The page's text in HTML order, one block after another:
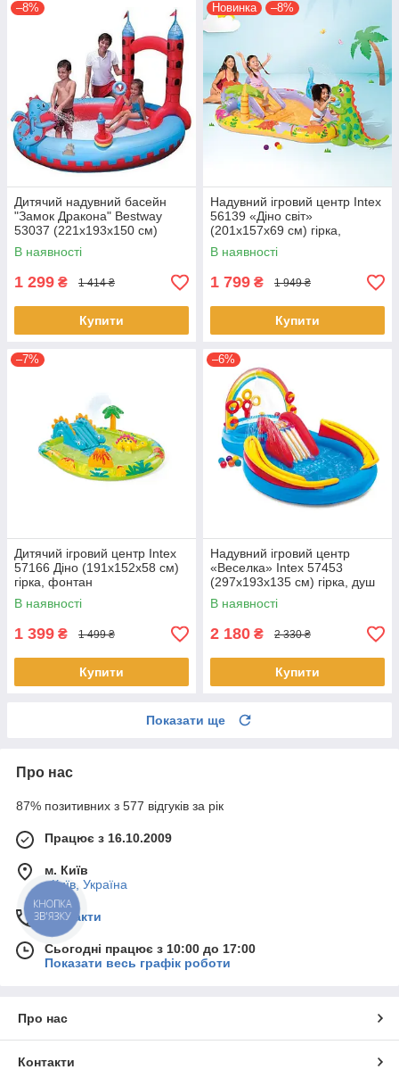
–8%
Дитячий надувний басейн
"Замок Дракона" Bestway
53037 (221х193х150 см)
фонтан
В наявності
1 299 ₴ 1 414 ₴
Купити
Новинка –8%
Надувний ігровий центр Intex
56139 «Діно світ»
(201х157х69 см) гірка,
фонтан
В наявності
1 799 ₴ 1 949 ₴
Купити
–7%
Дитячий ігровий центр Intex
57166 Діно (191х152х58 см)
гірка, фонтан
В наявності
1 399 ₴ 1 499 ₴
Купити
–6%
Надувний ігровий центр
«Веселка» Intex 57453
(297х193х135 см) гірка, душ
В наявності
2 180 ₴ 2 330 ₴
Купити
Показати ще
Про нас
87% позитивних з 577 відгуків за рік
Працює з 16.10.2009
м. Київ
, Київ, Україна
Контакти
Сьогодні працює з 10:00 до 17:00
Показати весь графік роботи
Про нас
Контакти
КНОПКА
ЗВ'ЯЗКУ